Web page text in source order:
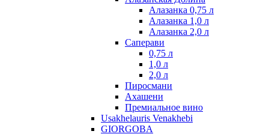
Алазанка 0,75 л
Алазанка 1,0 л
Алазанка 2,0 л
Саперави
0,75 л
1,0 л
2,0 л
Пиросмани
Ахашени
Премиальное вино
Usakhelauris Venakhebi
GIORGOBA